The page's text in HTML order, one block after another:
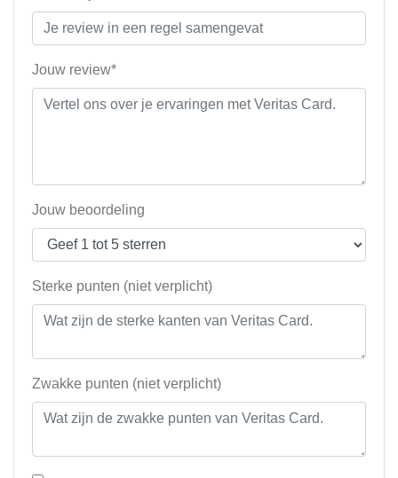
Jouw review*
Jouw beoordeling
Sterke punten (niet verplicht)
Zwakke punten (niet verplicht)